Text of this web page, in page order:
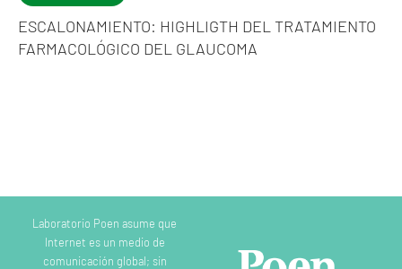
ESCALONAMIENTO: HIGHLIGTH DEL TRATAMIENTO
FARMACOLÓGICO DEL GLAUCOMA
Laboratorio Poen asume que
Internet es un medio de
comunicación global; sin